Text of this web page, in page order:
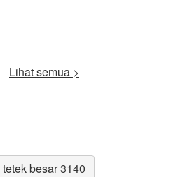
Lihat semua >
tetek besar 3140